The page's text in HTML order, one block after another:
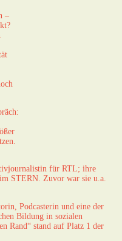
–
für RTL; ihre
STERN. Zuvor war sie u.a.
Podcasterin und eine der
Bildung in sozialen
Rand“ stand auf Platz 1 der